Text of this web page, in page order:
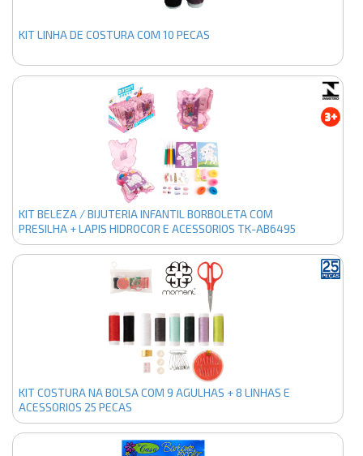
KIT LINHA DE COSTURA COM 10 PECAS
KIT BELEZA / BIJUTERIA INFANTIL BORBOLETA COM
PRESILHA + LAPIS HIDROCOR E ACESSORIOS TK-AB6495
KIT COSTURA NA BOLSA COM 9 AGULHAS + 8 LINHAS E
ACESSORIOS 25 PECAS